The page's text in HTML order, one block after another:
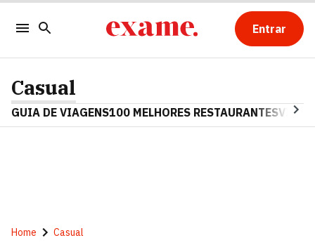
Entrar
Casual
GUIA DE VIAGENS100 MELHORES RESTAURANTES
Home Casual